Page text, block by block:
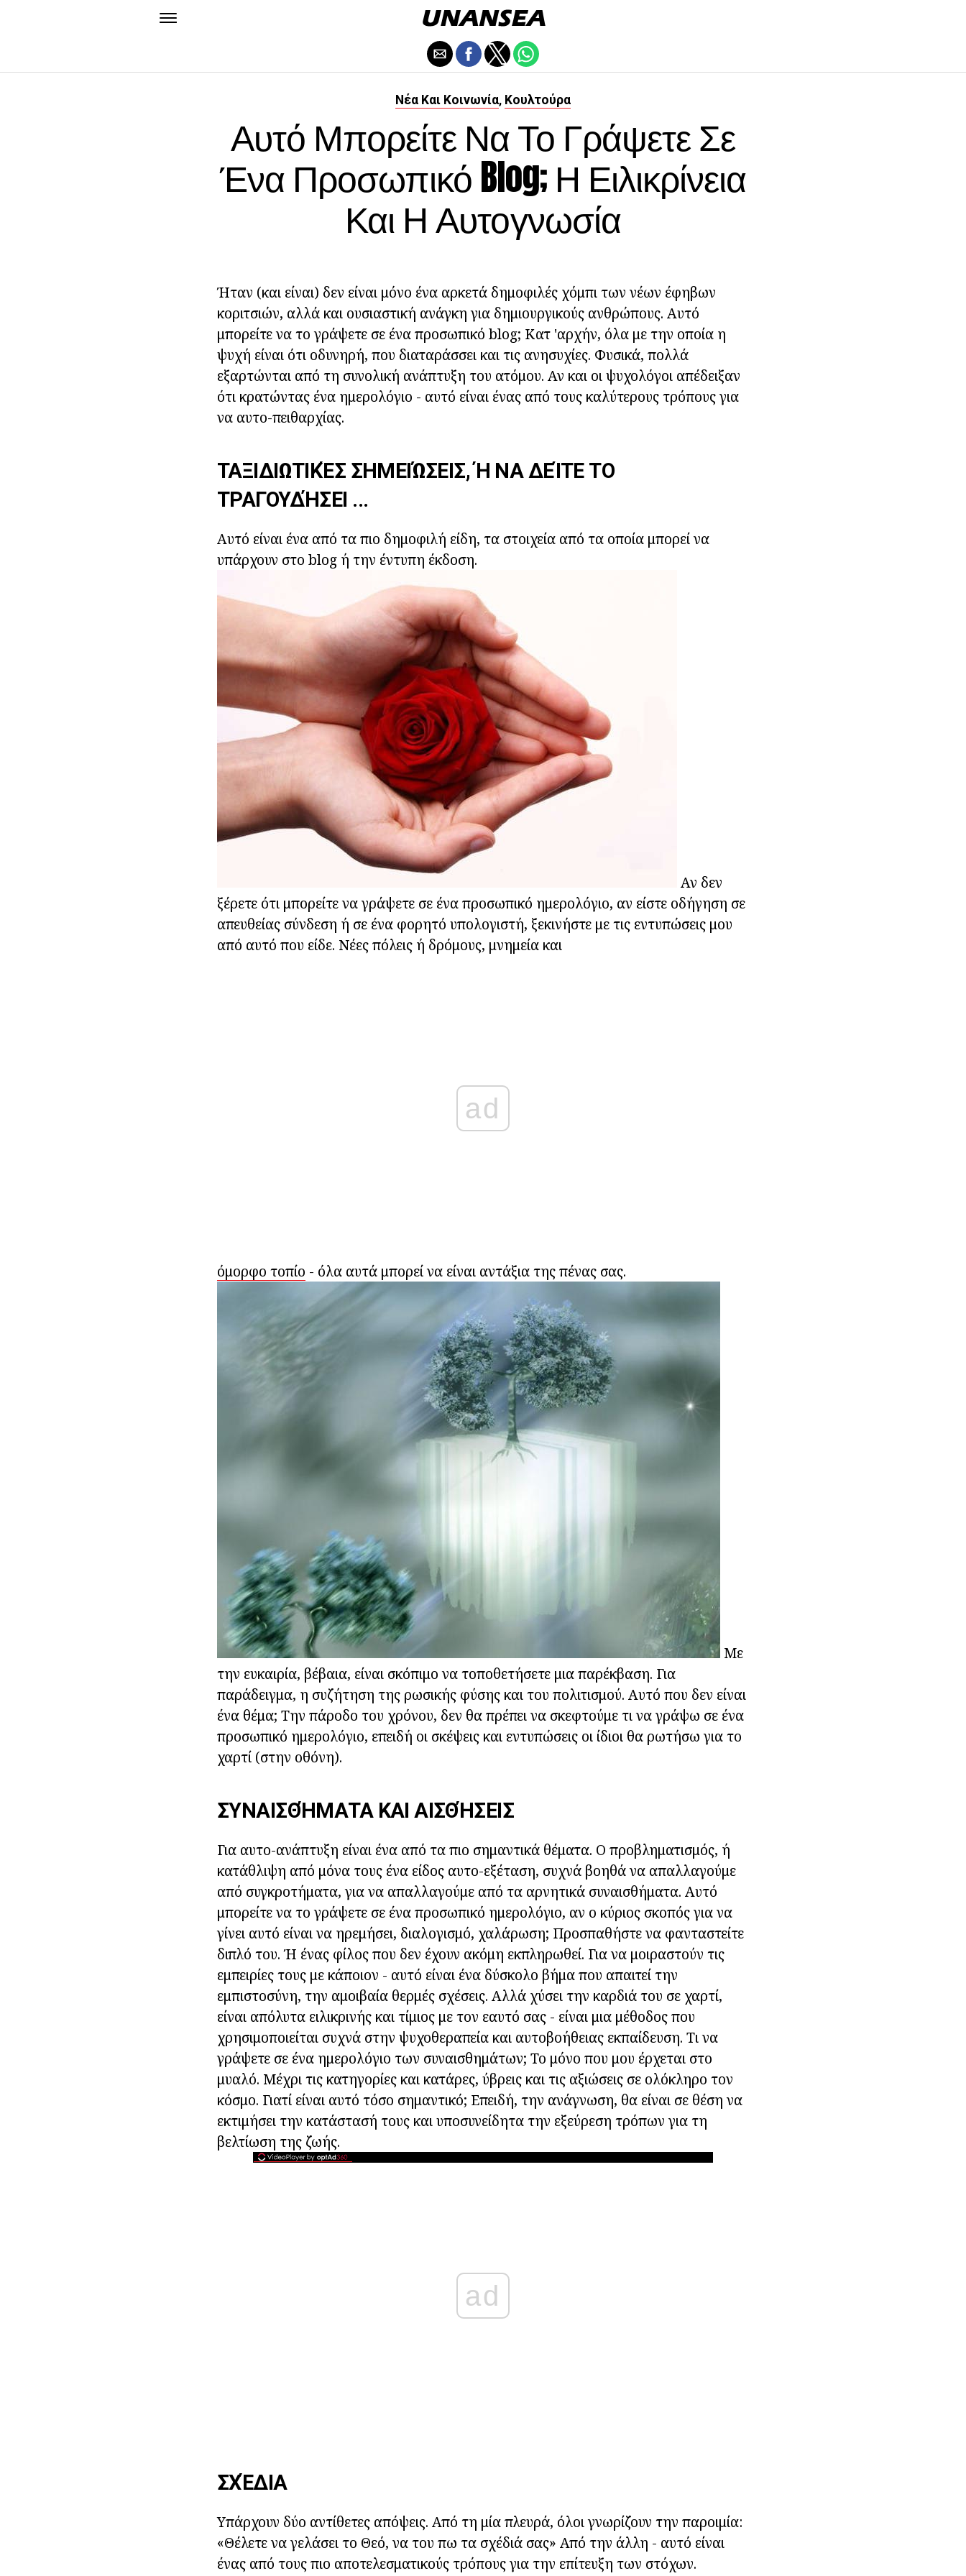
Νέα Και Κοινωνία, Κουλτούρα
Αυτό Μπορείτε Να Το Γράψετε Σε
Ένα Προσωπικό Blog; Η Ειλικρίνεια
Και Η Αυτογνωσία
Ήταν (και είναι) δεν είναι μόνο ένα αρκετά δημοφιλές χόμπι των νέων έφηβων
κοριτσιών, αλλά και ουσιαστική ανάγκη για δημιουργικούς ανθρώπους. Αυτό
μπορείτε να το γράψετε σε ένα προσωπικό blog; Κατ 'αρχήν, όλα με την οποία η
ψυχή είναι ότι οδυνηρή, που διαταράσσει και τις ανησυχίες. Φυσικά, πολλά
εξαρτώνται από τη συνολική ανάπτυξη του ατόμου. Αν και οι ψυχολόγοι απέδειξαν
ότι κρατώντας ένα ημερολόγιο - αυτό είναι ένας από τους καλύτερους τρόπους για
να αυτο-πειθαρχίας.
ΤΑΞΙΔΙΩΤΙΚΈΣ ΣΗΜΕΙΏΣΕΙΣ, Ή ΝΑ ΔΕΊΤΕ ΤΟ
ΤΡΑΓΟΥΔΉΣΕΙ ...
Αυτό είναι ένα από τα πιο δημοφιλή είδη, τα στοιχεία από τα οποία μπορεί να
υπάρχουν στο blog ή την έντυπη έκδοση.
Αν δεν
ξέρετε ότι μπορείτε να γράψετε σε ένα προσωπικό ημερολόγιο, αν είστε οδήγηση σε
απευθείας σύνδεση ή σε ένα φορητό υπολογιστή, ξεκινήστε με τις εντυπώσεις μου
από αυτό που είδε. Νέες πόλεις ή δρόμους, μνημεία και
ad
όμορφο τοπίο - όλα αυτά μπορεί να είναι αντάξια της πένας σας.
Με
την ευκαιρία, βέβαια, είναι σκόπιμο να τοποθετήσετε μια παρέκβαση. Για
παράδειγμα, η συζήτηση της ρωσικής φύσης και του πολιτισμού. Αυτό που δεν είναι
ένα θέμα; Την πάροδο του χρόνου, δεν θα πρέπει να σκεφτούμε τι να γράψω σε ένα
προσωπικό ημερολόγιο, επειδή οι σκέψεις και εντυπώσεις οι ίδιοι θα ρωτήσω για το
χαρτί (στην οθόνη).
ΣΥΝΑΙΣΘΉΜΑΤΑ ΚΑΙ ΑΙΣΘΉΣΕΙΣ
Για αυτο-ανάπτυξη είναι ένα από τα πιο σημαντικά θέματα. Ο προβληματισμός, ή
κατάθλιψη από μόνα τους ένα είδος αυτο-εξέταση, συχνά βοηθά να απαλλαγούμε
από συγκροτήματα, για να απαλλαγούμε από τα αρνητικά συναισθήματα. Αυτό
μπορείτε να το γράψετε σε ένα προσωπικό ημερολόγιο, αν ο κύριος σκοπός για να
γίνει αυτό είναι να ηρεμήσει, διαλογισμό, χαλάρωση; Προσπαθήστε να φανταστείτε
διπλό του. Ή ένας φίλος που δεν έχουν ακόμη εκπληρωθεί. Για να μοιραστούν τις
εμπειρίες τους με κάποιον - αυτό είναι ένα δύσκολο βήμα που απαιτεί την
εμπιστοσύνη, την αμοιβαία θερμές σχέσεις. Αλλά χύσει την καρδιά του σε χαρτί,
είναι απόλυτα ειλικρινής και τίμιος με τον εαυτό σας - είναι μια μέθοδος που
χρησιμοποιείται συχνά στην ψυχοθεραπεία και αυτοβοήθειας εκπαίδευση. Τι να
γράψετε σε ένα ημερολόγιο των συναισθημάτων; Το μόνο που μου έρχεται στο
μυαλό. Μέχρι τις κατηγορίες και κατάρες, ύβρεις και τις αξιώσεις σε ολόκληρο τον
κόσμο. Γιατί είναι αυτό τόσο σημαντικό; Επειδή, την ανάγνωση, θα είναι σε θέση να
εκτιμήσει την κατάστασή τους και υποσυνείδητα την εξεύρεση τρόπων για τη
βελτίωση της ζωής.
ad
ΣΧΈΔΙΑ
Υπάρχουν δύο αντίθετες απόψεις. Από τη μία πλευρά, όλοι γνωρίζουν την παροιμία:
«Θέλετε να γελάσει το Θεό, να του πω τα σχέδιά σας» Από την άλλη - αυτό είναι
ένας από τους πιο αποτελεσματικούς τρόπους για την επίτευξη των στόχων.